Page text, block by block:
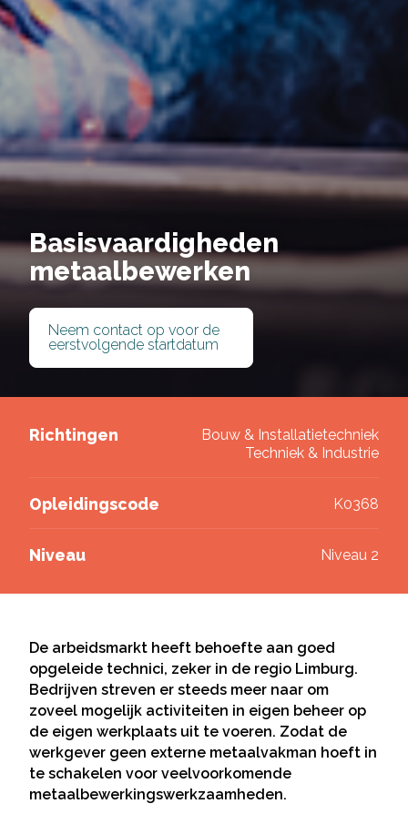
Basisvaardigheden
metaalbewerken
Neem contact op voor de
eerstvolgende startdatum
Richtingen
Bouw & Installatietechniek
Techniek & Industrie
Opleidingscode K0368
Niveau Niveau 2
De arbeidsmarkt heeft behoefte aan goed
opgeleide technici, zeker in de regio Limburg.
Bedrijven streven er steeds meer naar om
zoveel mogelijk activiteiten in eigen beheer op
de eigen werkplaats uit te voeren. Zodat de
werkgever geen externe metaalvakman hoeft in
te schakelen voor veelvoorkomende
metaalbewerkingswerkzaamheden.
Deel via Facebook
Deel via Twitter